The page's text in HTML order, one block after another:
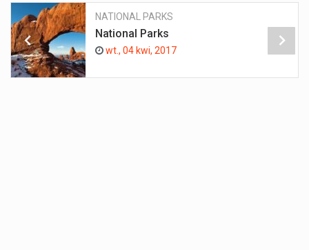
NATIONAL PARKS
National Parks
wt., 04 kwi, 2017